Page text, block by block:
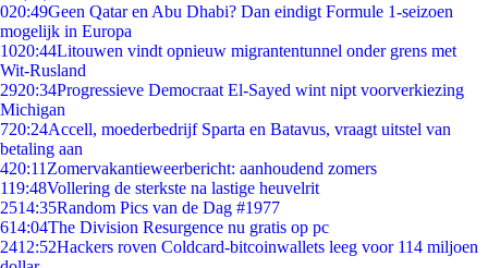
020:49Geen Qatar en Abu Dhabi? Dan eindigt Formule 1-seizoen
mogelijk in Europa
1020:44Litouwen vindt opnieuw migrantentunnel onder grens met
Wit-Rusland
2920:34Progressieve Democraat El-Sayed wint nipt voorverkiezing
Michigan
720:24Accell, moederbedrijf Sparta en Batavus, vraagt uitstel van
betaling aan
420:11 Zomervakantieweerbericht: aanhoudend zomers
119:48Vollering de sterkste na lastige heuvelrit
2514:35Random Pics van de Dag #1977
614:04The Division Resurgence nu gratis op pc
2412:52Hackers roven Coldcard-bitcoinwallets leeg voor 114 miljoen